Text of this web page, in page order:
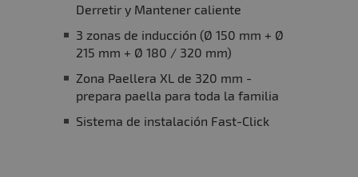
Derretir y Mantener caliente
3 zonas de inducción (Ø 150 mm + Ø
215 mm + Ø 180 / 320 mm)
Zona Paellera XL de 320 mm -
prepara paella para toda la familia
Sistema de instalación Fast-Click